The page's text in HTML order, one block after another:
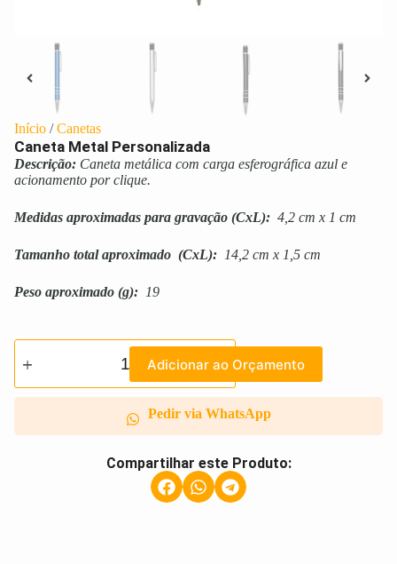
Início /Canetas
Caneta Metal Personalizada
Descrição: Caneta metálica com carga esferográfica azul e
acionamento por clique.
Medidas aproximadas para gravação (CxL): 4,2 cm x 1 cm
Tamanho total aproximado (CxL): 14,2 cm x 1,5 cm
Peso aproximado (g): 19
Adicionar ao Orçamento
Pedir via WhatsApp
Compartilhar este Produto: